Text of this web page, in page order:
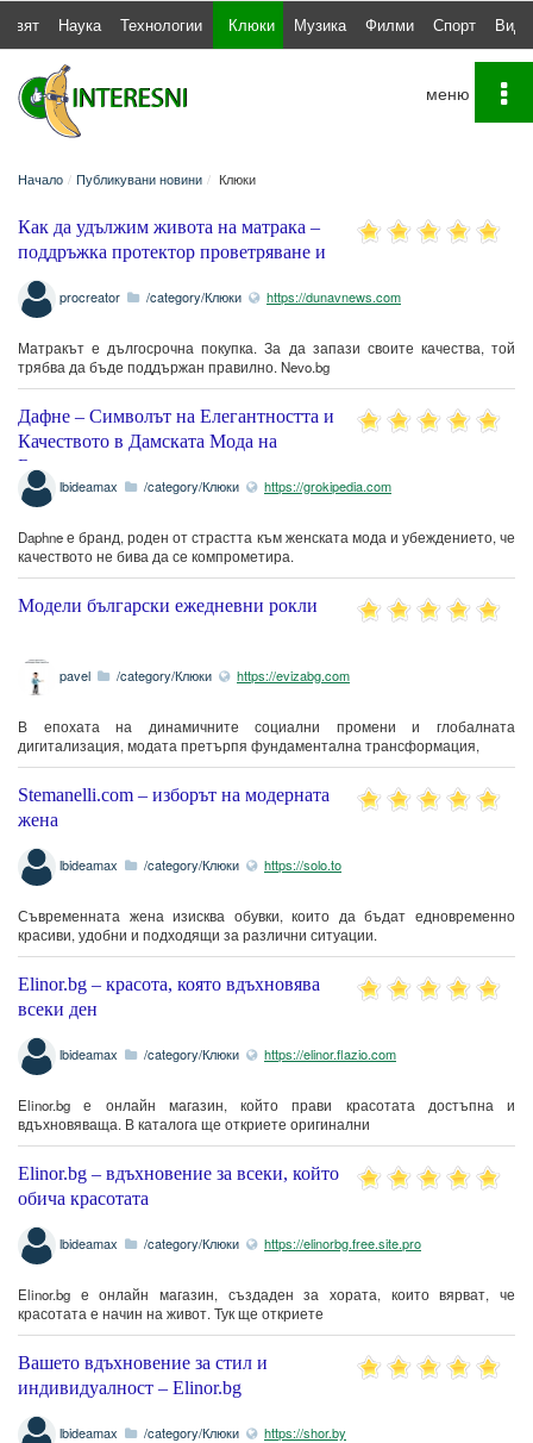
Свят Наука Технологии Клюки Музика Филми Спорт
Начало Публикувани новини Клюки
Как да удължим живота на матрака –
поддръжка протектор проветряване и
правилна основа
procreator /category/Клюки https://dunavnews.com
Матракът е дългосрочна покупка. За да запази своите качества, той
трябва да бъде поддържан правилно. Nevo.bg
Дафне – Символът на Елегантността и
Качеството в Дамската Мода на
България
lbideamax /category/Клюки https://grokipedia.com
Daphne е бранд, роден от страстта към женската мода и убеждението, че
качеството не бива да се компрометира.
Модели български ежедневни рокли
pavel /category/Клюки https://evizabg.com
В епохата на динамичните социални промени и глобалната
дигитализация, модата претърпя фундаментална трансформация,
Stemanelli.com – изборът на модерната
жена
lbideamax /category/Клюки https://solo.to
Съвременната жена изисква обувки, които да бъдат едновременно
красиви, удобни и подходящи за различни ситуации.
Elinor.bg – красота, която вдъхновява
всеки ден
lbideamax /category/Клюки https://elinor.flazio.com
Elinor.bg е онлайн магазин, който прави красотата достъпна и
вдъхновяваща. В каталога ще откриете оригинални
Elinor.bg – вдъхновение за всеки, който
обича красотата
lbideamax /category/Клюки https://elinorbg.free.site.pro
Elinor.bg е онлайн магазин, създаден за хората, които вярват, че
красотата е начин на живот. Тук ще откриете
Вашето вдъхновение за стил и
индивидуалност – Elinor.bg
lbideamax /category/Клюки https://shor.by